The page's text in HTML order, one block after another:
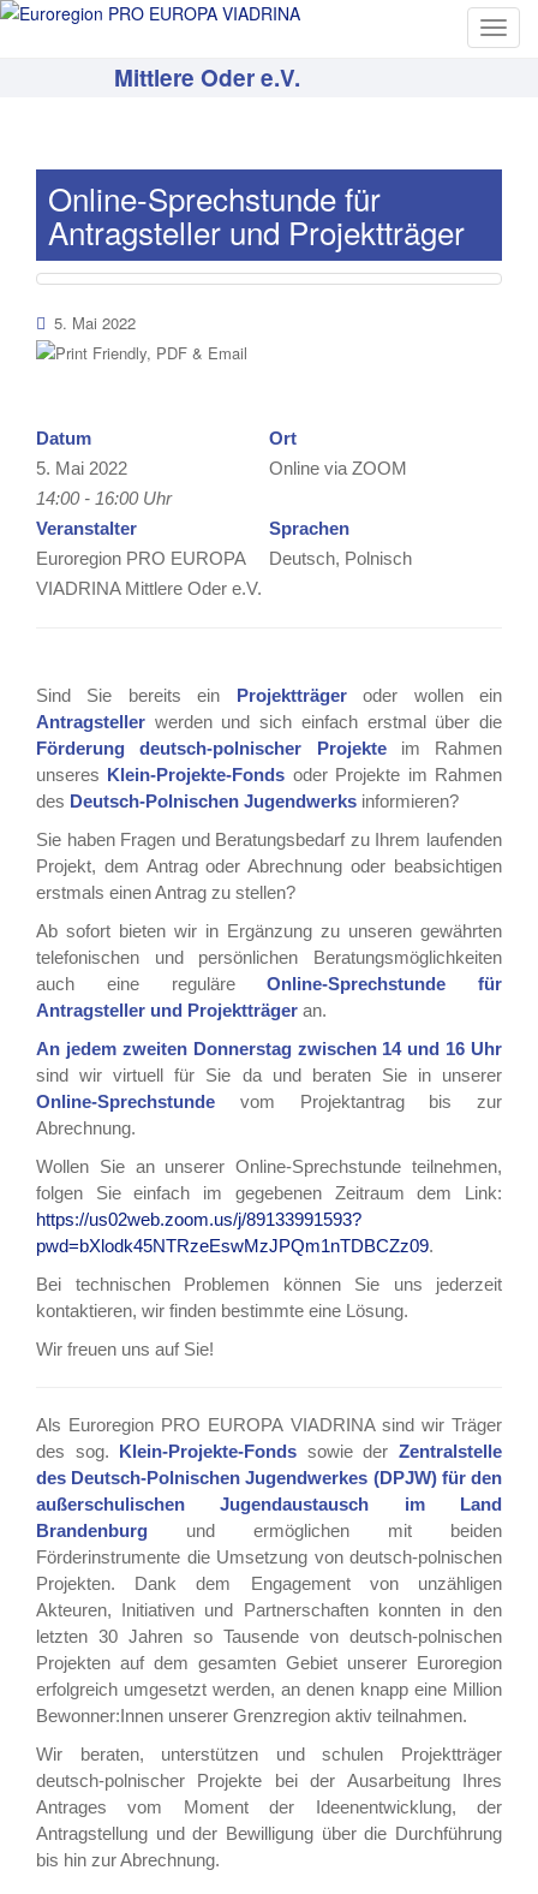
T
e
i
Mittlere Oder e.V.
Online-Sprechstunde für
Antragsteller und Projektträger
5. Mai 2022
Datum
5. Mai 2022
14:00 - 16:00 Uhr
Ort
Online via ZOOM
Veranstalter
Euroregion PRO EUROPA
VIADRINA Mittlere Oder e.V.
Sprachen
Deutsch, Polnisch
Sind Sie bereits ein Projektträgeroder wollen ein
Antragsteller werden und sich einfach erstmal über die
Förderung deutsch-polnischer Projekteim Rahmen
unseres Klein-Projekte-Fonds oder Projekte im Rahmen
des Deutsch-Polnischen Jugendwerks informieren?
Sie haben Fragen und Beratungsbedarf zu Ihrem laufenden
Projekt, dem Antrag oder Abrechnung oder beabsichtigen
erstmals einen Antrag zu stellen?
Ab sofort bieten wir in Ergänzung zu unseren gewährten
telefonischen und persönlichen Beratungsmöglichkeiten
auch eine reguläreOnline-Sprechstunde für
Antragsteller und Projektträger an.
An jedem zweiten Donnerstag zwischen 14 und 16 Uhr
sind wir virtuell für Sie da und beraten Sie in unserer
Online-Sprechstunde vom Projektantrag bis zur
Abrechnung.
Wollen Sie an unserer Online-Sprechstunde teilnehmen,
folgen Sie einfach im gegebenen Zeitraum dem Link:
https://us02web.zoom.us/j/89133991593?
pwd=bXlodk45NTRzeEswMzJPQm1nTDBCZz09.
Bei technischen Problemen können Sie uns jederzeit
kontaktieren, wir finden bestimmte eine Lösung.
Wir freuen uns auf Sie!
Als Euroregion PRO EUROPA VIADRINA sind wir Träger
des sog. Klein-Projekte-Fonds sowie derZentralstelle
des Deutsch-Polnischen Jugendwerkes (DPJW) für den
außerschulischen Jugendaustausch im Land
Brandenburg und ermöglichen mit beiden
Förderinstrumente die Umsetzung von deutsch-polnischen
Projekten. Dank dem Engagement von unzähligen
Akteuren, Initiativen und Partnerschaften konnten in den
letzten 30 Jahren so Tausende von deutsch-polnischen
Projekten auf dem gesamten Gebiet unserer Euroregion
erfolgreich umgesetzt werden, an denen knapp eine Million
Bewonner:Innen unserer Grenzregion aktiv teilnahmen.
Wir beraten, unterstützen und schulen Projektträger
deutsch-polnischer Projekte bei der Ausarbeitung Ihres
Antrages vom Moment der Ideenentwicklung, der
Antragstellung und der Bewilligung über die Durchführung
bis hin zur Abrechnung.